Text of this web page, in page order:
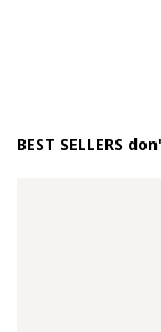
BEST SELLERS